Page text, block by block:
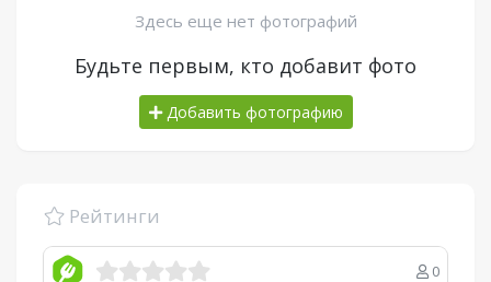
Здесь еще нет фотографий
Будьте первым, кто добавит фото
Добавить фотографию
Рейтинги
0